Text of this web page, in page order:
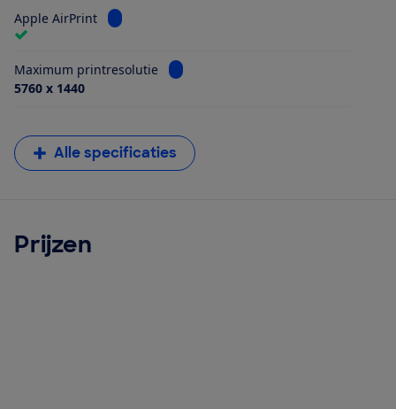
Apple AirPrint Bekijk informatie voor Apple AirPrint
Maximum printresolutie
Bekijk informatie voor Maximum
5760 x 1440
Alle specificaties
Prijzen